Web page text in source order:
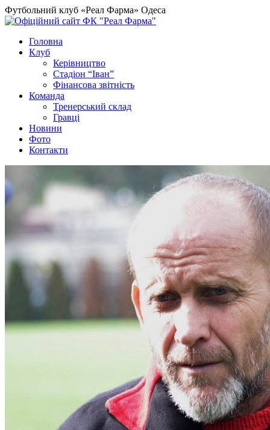
Футбольний клуб «Реал Фарма» Одеса
Головна
Клуб
Керівництво
Стадіон “Іван”
Фінансова звітність
Команда
Тренерський склад
Гравці
Новини
Фото
Контакти